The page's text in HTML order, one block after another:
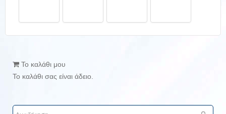
Το καλάθι μου
Το καλάθι σας είναι άδειο.